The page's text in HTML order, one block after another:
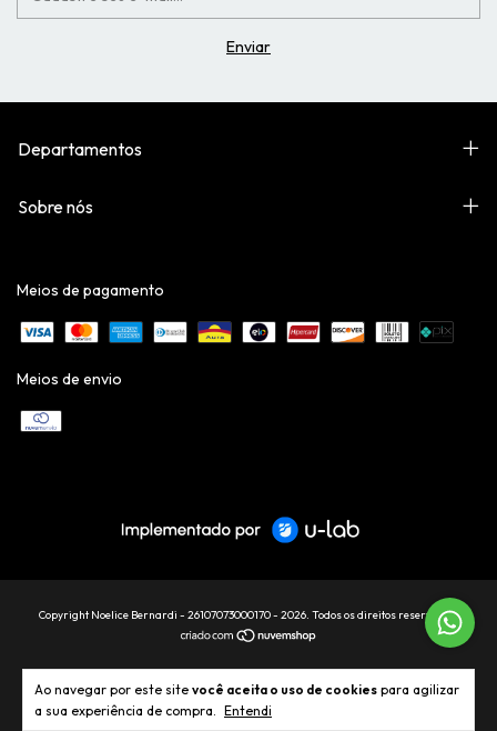
Ao navegar por este site você aceita o uso de cookies para agilizar
a sua experiência de compra. Entendi
Departamentos
Sobre nós
Meios de pagamento
Meios de envio
Copyright Noelice Bernardi - 26107073000170 - 2026. Todos os direitos reservados.